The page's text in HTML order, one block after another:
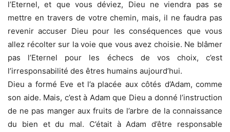
l’Eternel, et que vous déviez, Dieu ne viendra pas se
mettre en travers de votre chemin, mais, il ne faudra pas
revenir accuser Dieu pour les conséquences que vous
allez récolter sur la voie que vous avez choisie. Ne blâmer
pas l’Eternel pour les échecs de vos choix, c’est
l’irresponsabilité des êtres humains aujourd’hui.
Dieu a formé Eve et l’a placée aux côtés d’Adam, comme
son aide. Mais, c’est à Adam que Dieu a donné l’instruction
de ne pas manger aux fruits de l’arbre de la connaissance
du bien et du mal. C’était à Adam d’être responsable